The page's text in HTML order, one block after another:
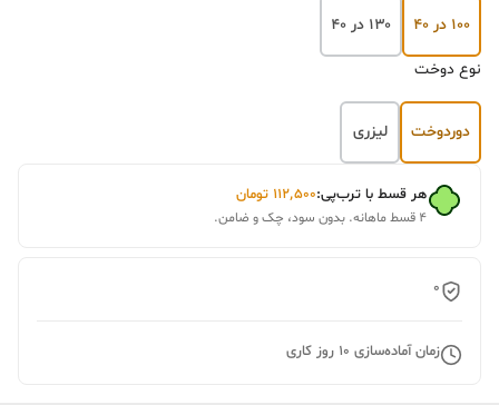
۱۰۰ در ۴۰ ۱۳۰ در ۴۰
نوع دوخت
دوردوخت لیزری
هر قسط با ترب‌پی:۱۱۲٬۵۰۰ تومان
۴ قسط ماهانه. بدون سود، چک و ضامن.
0
زمان آماده‌سازی 10 روز کاری